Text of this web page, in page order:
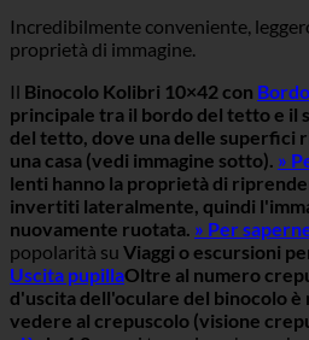
Incredibilmente conveniente,
proprietà di immagine.
Il Binocolo Kolibri 10×42 con
principale tra il bordo del tetto e il
del tetto, dove una delle
una casa (vedi immagine sotto). »
lenti hanno la proprietà di
invertiti lateralmente, quindi
nuovamente ruotata. » Per
popolarità su Viaggi o escursioni
Uscita pupillaOltre al numero
d'uscita dell'oculare del binocolo
vedere al crepuscolo (visione